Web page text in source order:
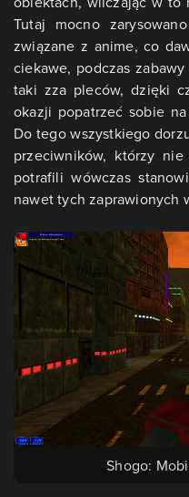
Tutaj mocno
związane z anime, co
ciekawe, podczas
taki zza pleców, dzięki
okazji popatrzeć sobie
Do tego wszystkiego
przeciwników, którzy
potrafili wówczas
nawet tych zaprawionych
Shogo: